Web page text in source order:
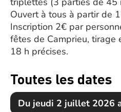
Ouvert à tous à partir de
Inscription 2€ par
fêtes de Camprieu, tirage
18 h précises.
Toutes les dates
Du jeudi 2 juillet 2026